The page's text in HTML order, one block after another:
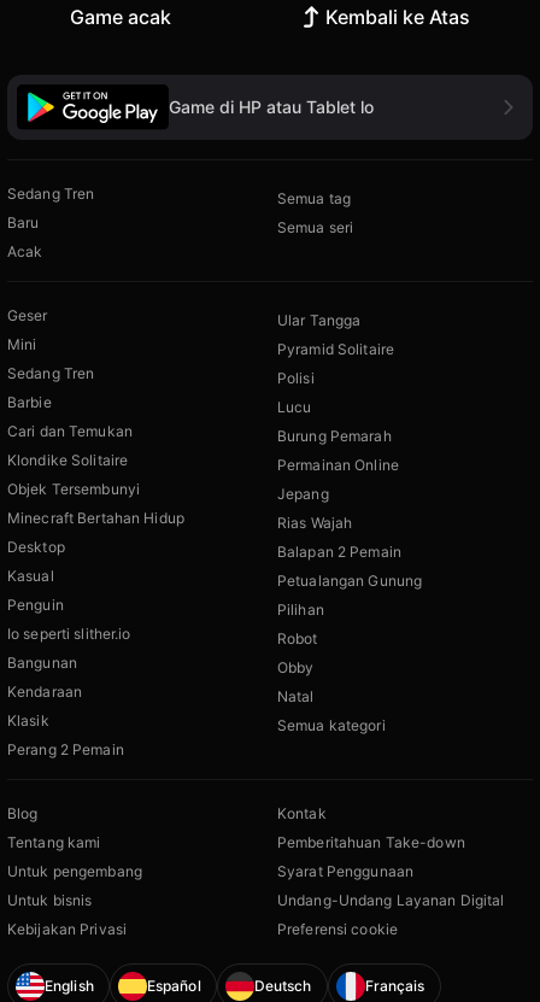
Game acak Kembali ke Atas
Game di HP atau Tablet lo
Sedang Tren
Baru
Acak
Semua tag
Semua seri
Geser
Mini
Sedang Tren
Barbie
Cari dan Temukan
Klondike Solitaire
Objek Tersembunyi
Minecraft Bertahan Hidup
Desktop
Kasual
Penguin
Io seperti slither.io
Bangunan
Kendaraan
Klasik
Perang 2 Pemain
Ular Tangga
Pyramid Solitaire
Polisi
Lucu
Burung Pemarah
Permainan Online
Jepang
Rias Wajah
Balapan 2 Pemain
Petualangan Gunung
Pilihan
Robot
Obby
Natal
Semua kategori
Blog
Tentang kami
Untuk pengembang
Untuk bisnis
Kebijakan Privasi
Kontak
Pemberitahuan Take-down
Syarat Penggunaan
Undang-Undang Layanan Digital
Preferensi cookie
English Español Deutsch Français